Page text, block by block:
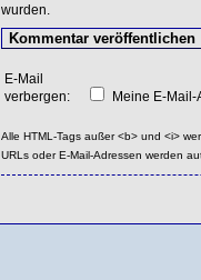
wurden.
E-Mail
verbergen:
Meine E-
Alle HTML-Tags außer <b> und <i>
URLs oder E-Mail-Adressen werden